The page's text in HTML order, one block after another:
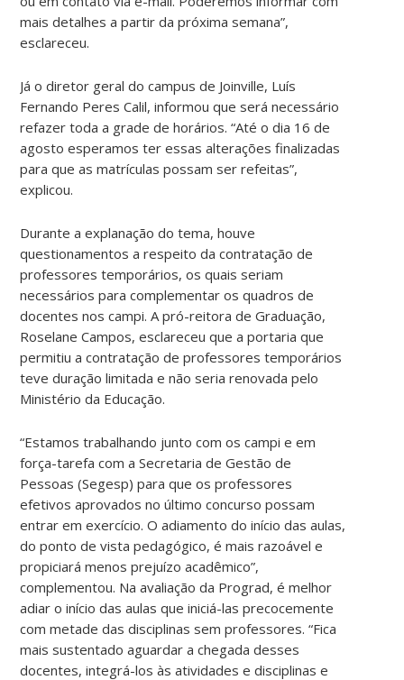
mais detalhes a partir da próxima semana”,
esclareceu.
Já o diretor geral do campus de Joinville, Luís
Fernando Peres Calil, informou que será necessário
refazer toda a grade de horários. “Até o dia 16 de
agosto esperamos ter essas alterações finalizadas
para que as matrículas possam ser refeitas”,
explicou.
Durante a explanação do tema, houve
questionamentos a respeito da contratação de
professores temporários, os quais seriam
necessários para complementar os quadros de
docentes nos campi. A pró-reitora de Graduação,
Roselane Campos, esclareceu que a portaria que
permitiu a contratação de professores temporários
teve duração limitada e não seria renovada pelo
Ministério da Educação.
“Estamos trabalhando junto com os campi e em
força-tarefa com a Secretaria de Gestão de
Pessoas (Segesp) para que os professores
efetivos aprovados no último concurso possam
entrar em exercício. O adiamento do início das aulas,
do ponto de vista pedagógico, é mais razoável e
propiciará menos prejuízo acadêmico”,
complementou. Na avaliação da Prograd, é melhor
adiar o início das aulas que iniciá-las precocemente
com metade das disciplinas sem professores. “Fica
mais sustentado aguardar a chegada desses
docentes, integrá-los às atividades e disciplinas e